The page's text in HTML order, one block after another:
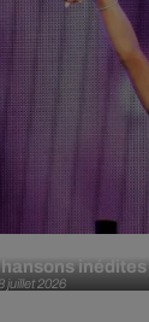
juillet 2026
inédites